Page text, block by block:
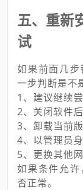
五、重新
试
如果前面几
一步判断是不
1、建议继续尝
2、关闭软件后
3、卸载当前
4、以管理员
5、更换其他
如果条件允
否正常。